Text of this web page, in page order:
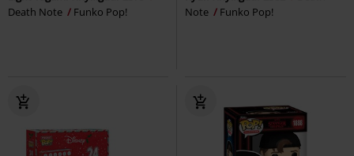
Death Note
Funko Pop!
Note
Funko Pop!